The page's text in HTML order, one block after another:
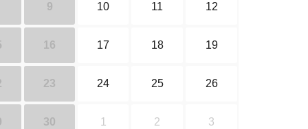
9 10 11 12
16 17 18 19
23 24 25 26
30 1 2 3